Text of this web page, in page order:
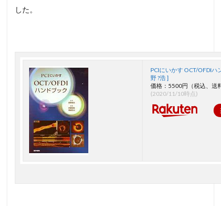
した。
PCIにいかす OCT/OFDIハ
野 ?浩 ]
価格：5500円（税込、送
(2020/11/10時点)